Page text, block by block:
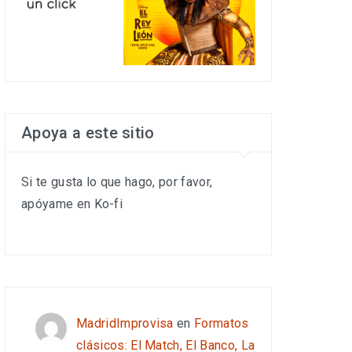
Apoya a este sitio
Si te gusta lo que hago, por favor,
apóyame en Ko-fi
MadridImprovisa en Formatos
clásicos: El Match, El Banco, La